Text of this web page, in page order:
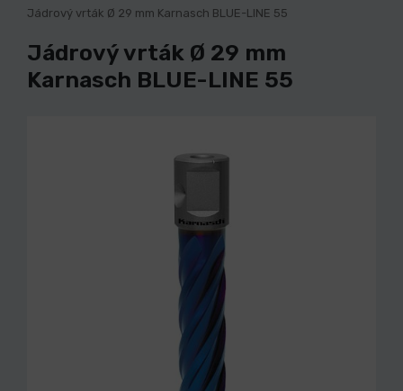
Jádrový vrták Ø 29 mm Karnasch BLUE-LINE 55
Jádrový vrták Ø 29 mm
Karnasch BLUE-LINE 55